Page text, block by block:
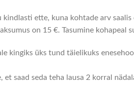
kindlasti ette, kuna kohtade arv
on 15 €. Tasumine kohapeal
kingiks üks tund täielikuks
et saad seda teha lausa 2 korral